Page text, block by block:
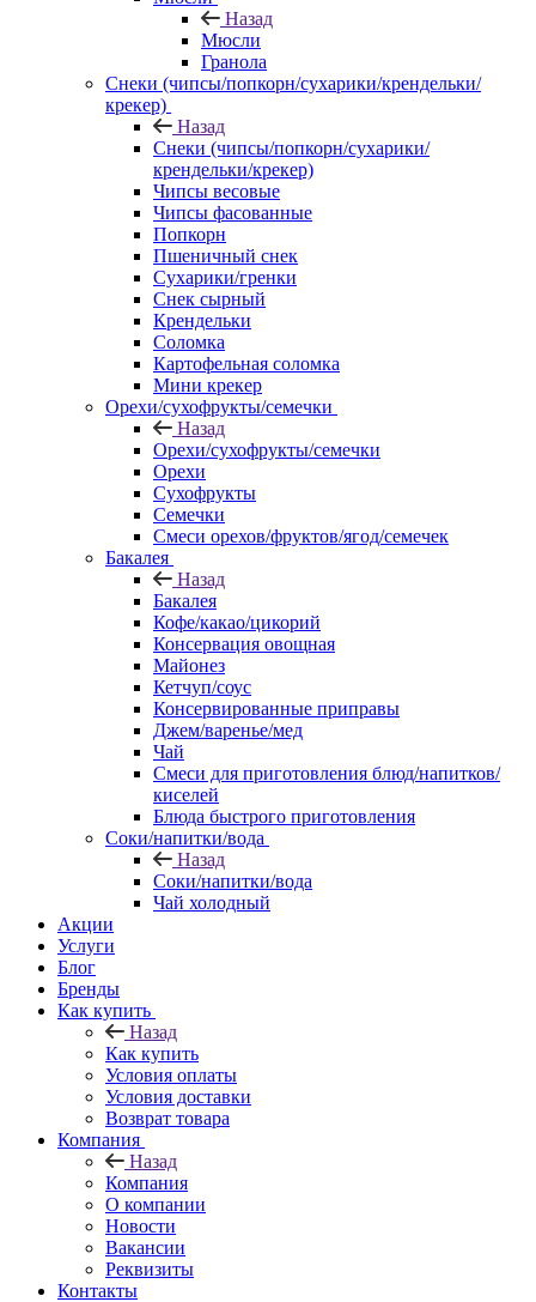
Назад
Мюсли
Гранола
Снеки (чипсы/попкорн/сухарики/крендельки/
крекер)
Назад
Снеки (чипсы/попкорн/сухарики/
крендельки/крекер)
Чипсы весовые
Чипсы фасованные
Попкорн
Пшеничный снек
Сухарики/гренки
Снек сырный
Крендельки
Соломка
Картофельная соломка
Мини крекер
Орехи/сухофрукты/семечки
Назад
Орехи/сухофрукты/семечки
Орехи
Сухофрукты
Семечки
Смеси орехов/фруктов/ягод/семечек
Бакалея
Назад
Бакалея
Кофе/какао/цикорий
Консервация овощная
Майонез
Кетчуп/соус
Консервированные приправы
Джем/варенье/мед
Чай
Смеси для приготовления блюд/напитков/
киселей
Блюда быстрого приготовления
Соки/напитки/вода
Назад
Соки/напитки/вода
Чай холодный
Акции
Услуги
Блог
Бренды
Как купить
Назад
Как купить
Условия оплаты
Условия доставки
Возврат товара
Компания
Назад
Компания
О компании
Новости
Вакансии
Реквизиты
Контакты